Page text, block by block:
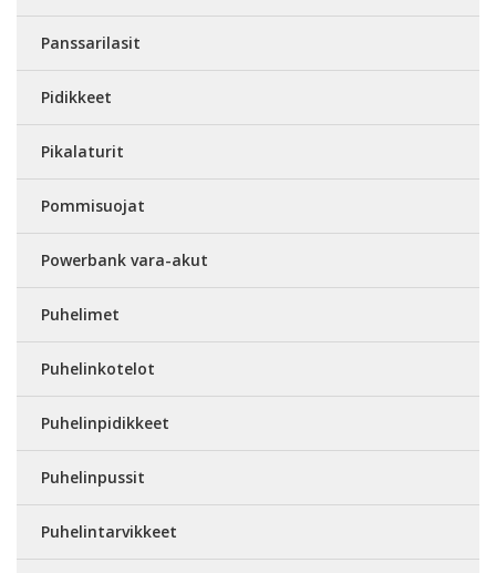
Panssarilasit
Pidikkeet
Pikalaturit
Pommisuojat
Powerbank vara-akut
Puhelimet
Puhelinkotelot
Puhelinpidikkeet
Puhelinpussit
Puhelintarvikkeet